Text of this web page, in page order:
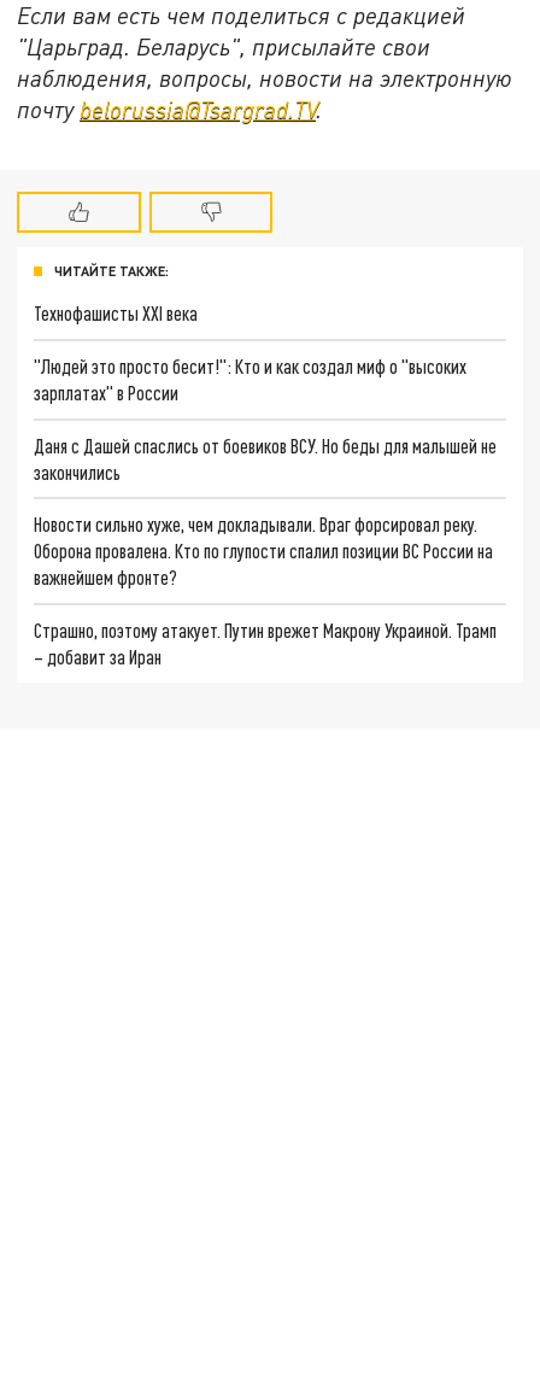
Если вам есть чем поделиться с редакцией
"Царьград. Беларусь", присылайте свои
наблюдения, вопросы, новости на электронную
почту belorussia@Tsargrad.TV.
ЧИТАЙТЕ ТАКЖЕ:
Технофашисты XXI века
"Людей это просто бесит!": Кто и как создал миф о "высоких
зарплатах" в России
Даня с Дашей спаслись от боевиков ВСУ. Но беды для малышей не
закончились
Новости сильно хуже, чем докладывали. Враг форсировал реку.
Оборона провалена. Кто по глупости спалил позиции ВС России на
важнейшем фронте?
Страшно, поэтому атакует. Путин врежет Макрону Украиной. Трамп
– добавит за Иран